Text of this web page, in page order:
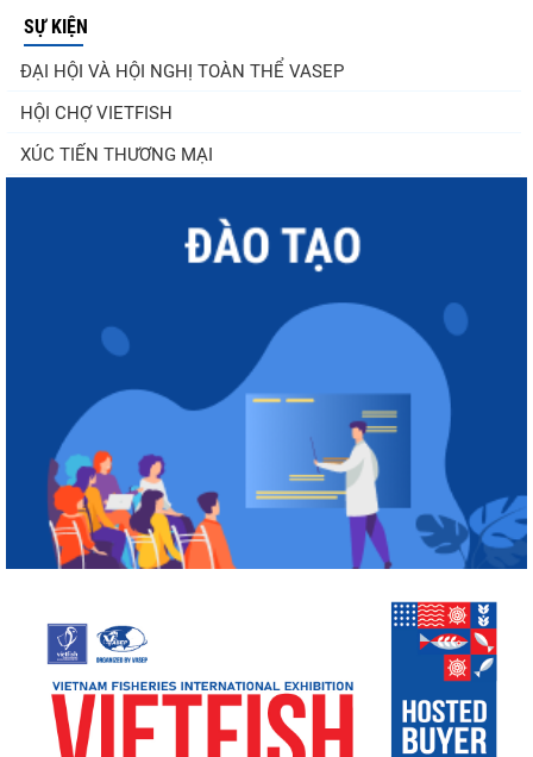
SỰ KIỆN
ĐẠI HỘI VÀ HỘI NGHỊ TOÀN THỂ VASEP
HỘI CHỢ VIETFISH
XÚC TIẾN THƯƠNG MẠI